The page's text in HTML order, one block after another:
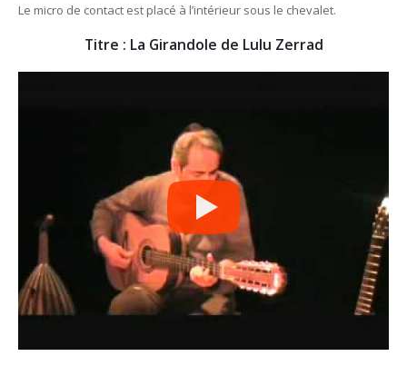
Le micro de contact est placé à l’intérieur sous le chevalet.
Titre : La Girandole de Lulu Zerrad